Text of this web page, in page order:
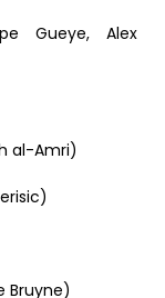
Gueye, Alex
al-Amri)
Bruyne)